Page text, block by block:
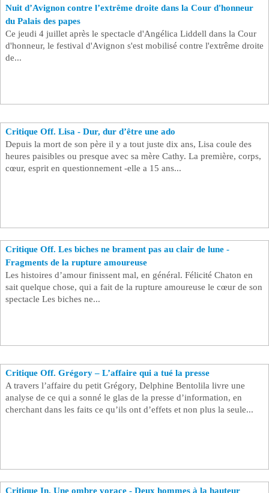
Nuit d’Avignon contre l’extrême droite dans la Cour d'honneur
du Palais des papes
Ce jeudi 4 juillet après le spectacle d'Angélica Liddell dans la Cour
d'honneur, le festival d'Avignon s'est mobilisé contre l'extrême droite
de...
Critique Off. Lisa - Dur, dur d’être une ado
Depuis la mort de son père il y a tout juste dix ans, Lisa coule des
heures paisibles ou presque avec sa mère Cathy. La première, corps,
cœur, esprit en questionnement -elle a 15 ans...
Critique Off. Les biches ne brament pas au clair de lune -
Fragments de la rupture amoureuse
Les histoires d’amour finissent mal, en général. Félicité Chaton en
sait quelque chose, qui a fait de la rupture amoureuse le cœur de son
spectacle Les biches ne...
Critique Off. Grégory – L’affaire qui a tué la presse
A travers l’affaire du petit Grégory, Delphine Bentolila livre une
analyse de ce qui a sonné le glas de la presse d’information, en
cherchant dans les faits ce qu’ils ont d’effets et non plus la seule...
Critique In. Une ombre vorace - Deux hommes à la hauteur